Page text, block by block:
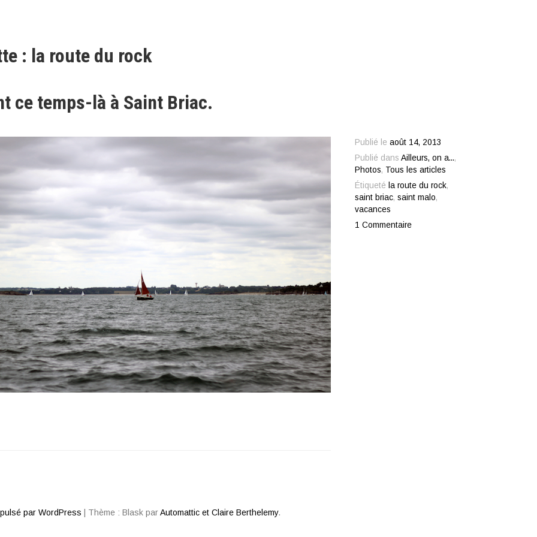
: la route du rock
ce temps-là à Saint Briac.
Publié leaoût 14, 2013
Publié dansAilleurs, on a...,
Photos, Tous les articles
Étiqueté la route du rock,
saint briac,saint malo,
vacances
1 Commentaire
par WordPress Thème : Blask parAutomattic et Claire Berthelemy.